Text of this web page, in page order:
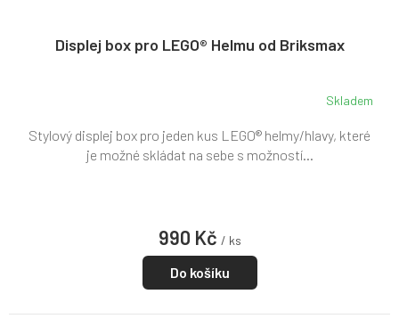
Displej box pro LEGO® Helmu od Briksmax
Skladem
990 Kč / ks
Do košíku
Stylový displej box pro jeden kus LEGO® helmy/hlavy, které
je možné skládat na sebe s možností...